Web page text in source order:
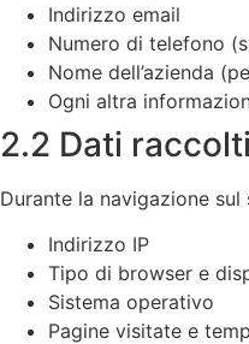
Indirizzo email
Numero di telefono
Nome dell’azienda
Ogni altra
2.2 Dati
Durante la navigazione
Indirizzo IP
Tipo di browser e
Sistema operativo
Pagine visitate e